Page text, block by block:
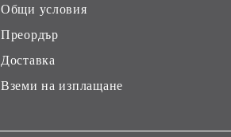
Общи условия
Преордър
Доставка
Вземи на изплащане